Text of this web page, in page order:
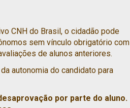
CNH do Brasil, o cidadão pode
sem vínculo obrigatório com
de alunos anteriores.
autonomia do candidato para
por parte do aluno.